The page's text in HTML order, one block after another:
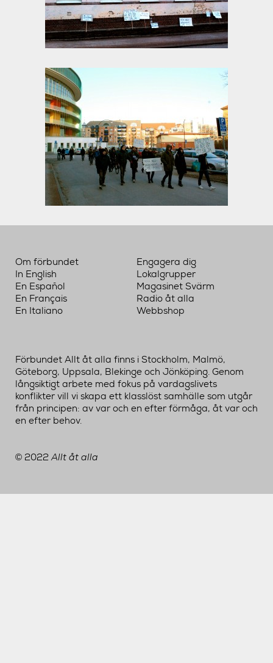
Om förbundet
In English
En Español
En Français
En Italiano
Engagera dig
Lokalgrupper
Magasinet Svärm
Radio åt alla
Webbshop
Förbundet Allt åt alla finns i Stockholm, Malmö,
Göteborg, Uppsala, Blekinge och Jönköping. Genom
långsiktigt arbete med fokus på vardagslivets
konflikter vill vi skapa ett klasslöst samhälle som utgår
från principen: av var och en efter förmåga, åt var och
en efter behov.
© 2022Allt åt alla